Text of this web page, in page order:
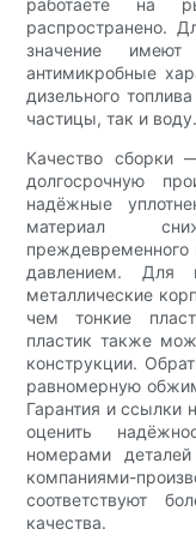
работаете на
распространено.
значение имеют
антимикробные
дизельного
частицы, так и воду.
Качество сборки
долгосрочную
надёжные
материал
преждевременного
давлением. Для
металлические
чем тонкие
пластик также
конструкции.
равномерную
Гарантия и ссылки
оценить
номерами
компаниями-
соответствуют
качества.